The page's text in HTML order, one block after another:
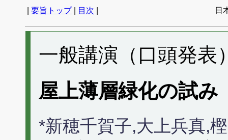
要旨トップ| 目次 日
一般講演（口頭発表
屋上薄層緑化の試
*新穂千賀子,大上兵真,